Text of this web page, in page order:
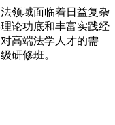
领域面临着日益复杂
论功底和丰富实践经
高端法学人才的需
研修班。